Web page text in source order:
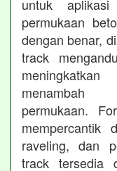
untuk
permukaan
dengan benar,
track
menambah
permukaan.
mempercantik
raveling, dan
track tersedia